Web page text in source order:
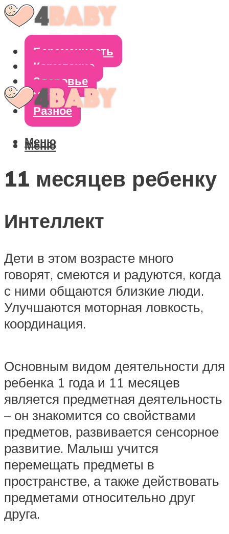
Беременность
Кормление
Здоровье
Уход
Разное
Меню
Меню
11 месяцев ребенку
Интеллект
Дети в этом возрасте много
говорят, смеются и радуются, когда
с ними общаются близкие люди.
Улучшаются моторная ловкость,
координация.
Основным видом деятельности для
ребенка 1 года и 11 месяцев
является предметная деятельность
– он знакомится со свойствами
предметов, развивается сенсорное
развитие. Малыш учится
перемещать предметы в
пространстве, а также действовать
предметами относительно друг
друга.